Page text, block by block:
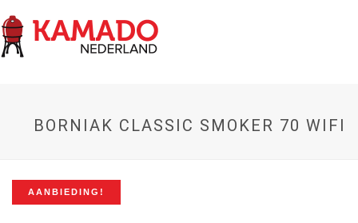
BORNIAK CLASSIC SMOKER 70 WIFI
AANBIEDING!